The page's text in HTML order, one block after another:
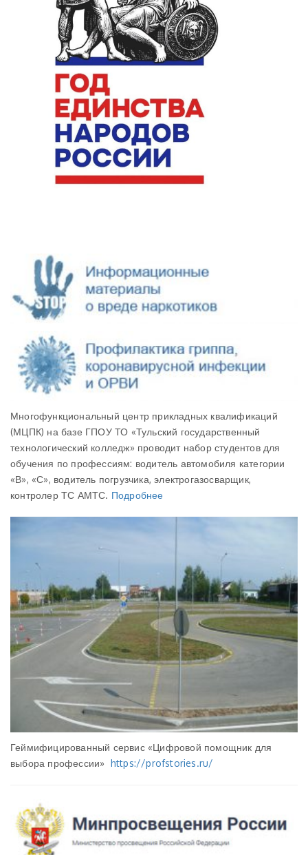
Многофункциональный центр прикладных квалификаций
(МЦПК) на базе ГПОУ ТО «Тульский государственный
технологический колледж» проводит набор студентов для
обучения по профессиям: водитель автомобиля категории
«В», «С», водитель погрузчика, электрогазосварщик,
контролер ТС АМТС. Подробнее
Геймифицированный сервис «Цифровой помощник для
выбора профессии» https://profstories.ru/